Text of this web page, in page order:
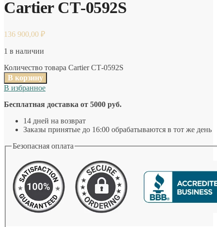
Cartier СТ-0592S
136 900,00 ₽
1 в наличии
Количество товара Cartier СТ-0592S
В корзину
В избранное
Бесплатная доставка от 5000 руб.
14 дней на возврат
Заказы принятые до 16:00 обрабатываются в тот же день
Безопасная оплата